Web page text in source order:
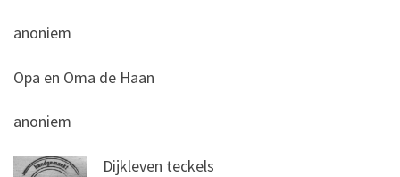
anoniem
Opa en Oma de Haan
anoniem
Dijkleven teckels